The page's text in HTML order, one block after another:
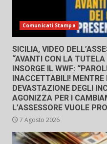
Comunicati Stampa
SICILIA, VIDEO
“AVANTI CON LA TUTELA
INSORGE IL WWF:
INACCETTABILI!
DEVASTAZIONE DEGLI
AGONIZZA PER I
L’ASSESSORE VUOLE
7 Agosto 2026